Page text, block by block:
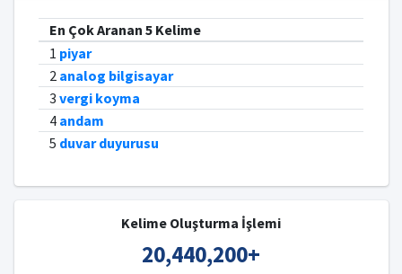
En Çok Aranan 5 Kelime
1 piyar
2 analog bilgisayar
3 vergi koyma
4 andam
5 duvar duyurusu
Kelime Oluşturma İşlemi
20,440,200+